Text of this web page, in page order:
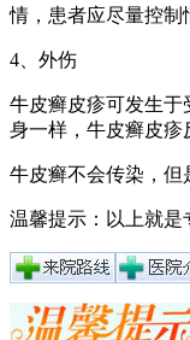
情，患者应尽量控制
4、外伤
牛皮癣皮疹可发生于
身一样，牛皮癣皮疹
牛皮癣不会传染，但
温馨提示：以上就是